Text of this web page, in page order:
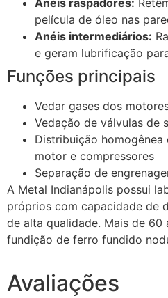
Anéis raspadores:
película de óleo nas
Anéis intermediários:
e geram lubrificação
Funções principais
Vedar gases dos
Vedação de válvulas de
Distribuição
motor e compressores
Separação de
A Metal Indianápolis possui
próprios com capacidade de
de alta qualidade. Mais de 60
fundição de ferro fundido
Avaliações